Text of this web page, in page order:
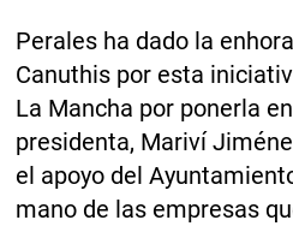
Perales ha dado la
Canuthis por esta
La Mancha por ponerla
presidenta, Mariví
el apoyo del
mano de las empresas